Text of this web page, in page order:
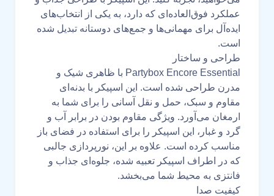
عملکرد فوق‌العاده‌ای که دارد، به یکی از انتخاب‌های
ایده‌آل برای مهمانی‌ها و جمع‌های دوستانه تبدیل شده
است.
طراحی و ساختار
Partybox Encore Essential با ظاهری شیک و
مدرن طراحی شده است. این اسپیکر با بدنه‌ای
مقاوم و سبک، حمل و نقل آسانی را برای شما به
ارمغان می‌آورد. ویژگی مقاوم بودن در برابر آب و
گرد و غبار، این اسپیکر را برای استفاده در فضای باز
مناسب کرده است. علاوه بر این، نورپردازی جالبی
که در اطراف اسپیکر تعبیه شده، جلوه‌ای جذاب و
فانتزی به محیط شما می‌بخشد.
کیفیت صدا